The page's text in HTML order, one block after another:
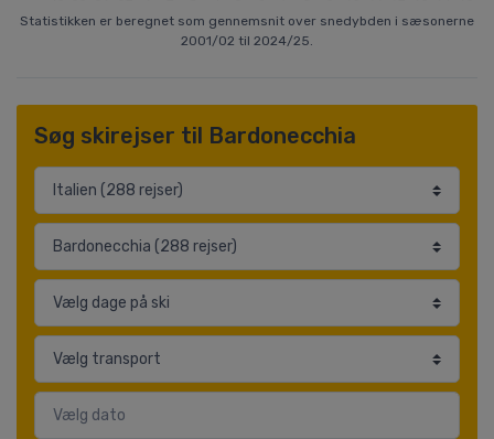
Statistikken er beregnet som gennemsnit over snedybden i sæsonerne
2001/02 til 2024/25.
Søg skirejser til Bardonecchia